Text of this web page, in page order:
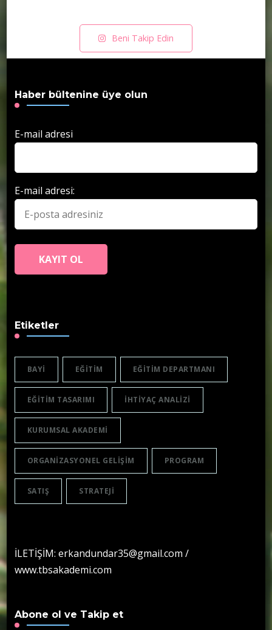
Beni Takip Edin
Haber bültenine üye olun
E-mail adresi
E-mail adresi:
Etiketler
BAYI EĞITIM EĞITIM DEPARTMANI
EĞITIM TASARIMI IHTIYAÇ ANALIZI
KURUMSAL AKADEMI
ORGANIZASYONEL GELIŞIM PROGRAM
SATIŞ STRATEJI
İLETİŞİM: erkandundar35@gmail.com /
www.tbsakademi.com
Abone ol ve Takip et